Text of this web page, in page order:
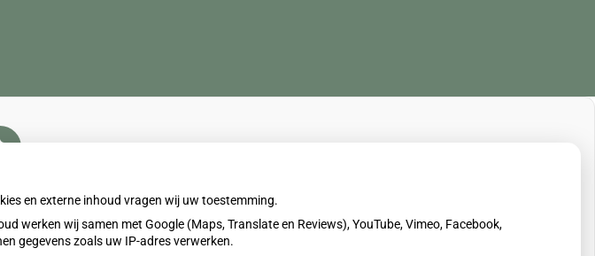
is om dit te zien.
wijzigen
en externe inhoud vragen wij uw toestemming.
werken wij samen met Google (Maps, Translate en Reviews), YouTube, Vimeo, Facebook,
gegevens zoals uw IP-adres verwerken.